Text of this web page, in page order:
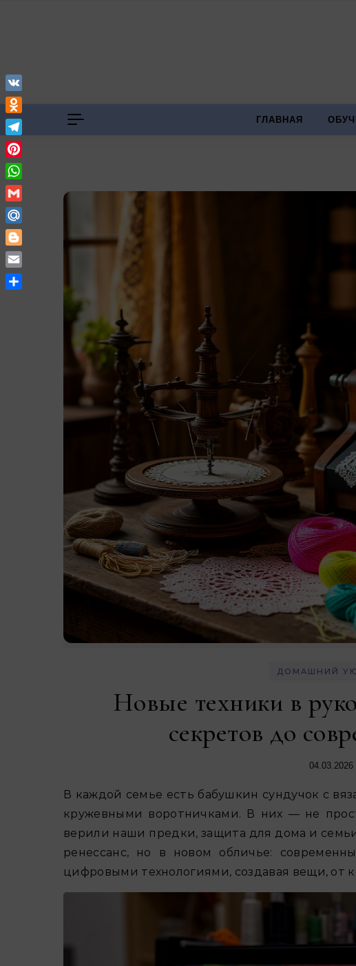
ГЛАВНАЯ
ДОМАШНИЙ
Новые техники в
секретов до
04.03.2026
В каждой семье есть бабушкин сундучок с вязаными салфетками, вышитыми рушниками или
кружевными воротничками. В них — не
верили наши предки, защита для дома и
ренессанс, но в новом обличье:
цифровыми технологиями, создавая вещи, от
VK
Odnoklassniki
Telegram
Pinterest
WhatsApp
Gmail
Mail.Ru
Blogger
Email